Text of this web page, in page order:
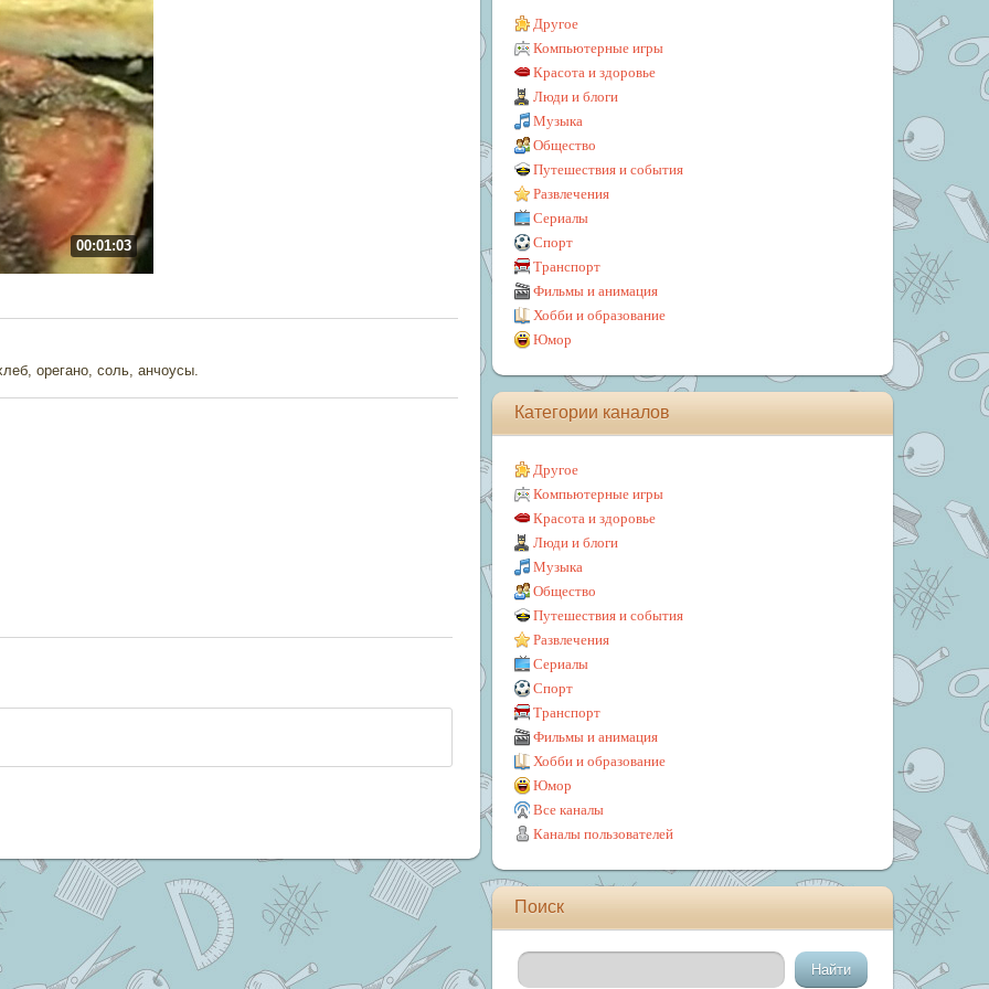
00:01:03
орегано, соль, анчоусы.
Другое
Компьютерные игры
Красота и здоровье
Люди и блоги
Музыка
Общество
Путешествия и события
Развлечения
Сериалы
Спорт
Транспорт
Фильмы и анимация
Хобби и образование
Юмор
Категории каналов
Другое
Компьютерные игры
Красота и здоровье
Люди и блоги
Музыка
Общество
Путешествия и события
Развлечения
Сериалы
Спорт
Транспорт
Фильмы и анимация
Хобби и образование
Юмор
Все каналы
Каналы пользователей
Поиск